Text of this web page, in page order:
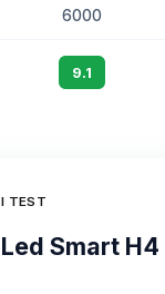
6000
9.1
TEST
Smart H4